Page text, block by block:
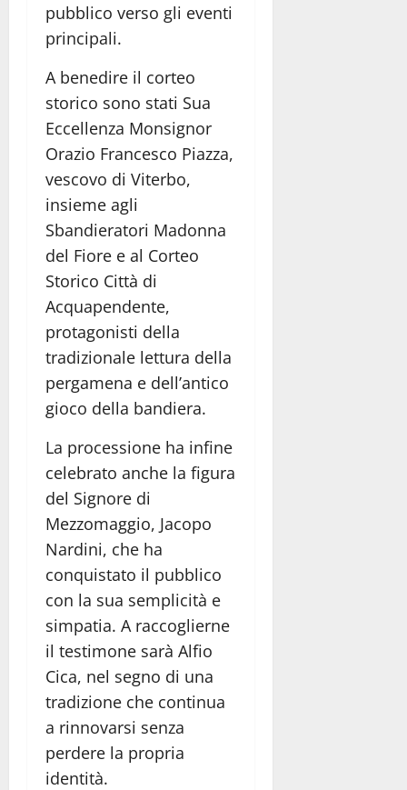
pubblico verso gli eventi
principali.
A benedire il corteo
storico sono stati Sua
Eccellenza Monsignor
Orazio Francesco Piazza,
vescovo di Viterbo,
insieme agli
Sbandieratori Madonna
del Fiore e al Corteo
Storico Città di
Acquapendente,
protagonisti della
tradizionale lettura della
pergamena e dell’antico
gioco della bandiera.
La processione ha infine
celebrato anche la figura
del Signore di
Mezzomaggio, Jacopo
Nardini, che ha
conquistato il pubblico
con la sua semplicità e
simpatia. A raccoglierne
il testimone sarà Alfio
Cica, nel segno di una
tradizione che continua
a rinnovarsi senza
perdere la propria
identità.